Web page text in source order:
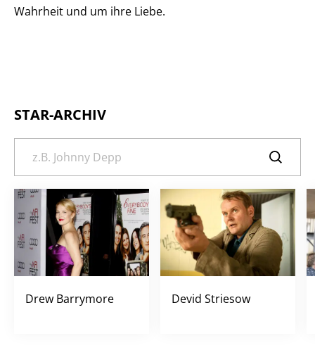
Wahrheit und um ihre Liebe.
STAR-ARCHIV
Drew Barrymore Devid Striesow